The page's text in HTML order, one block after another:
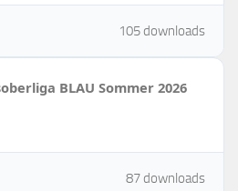
105 downloads
BLAU Sommer 2026
87 downloads